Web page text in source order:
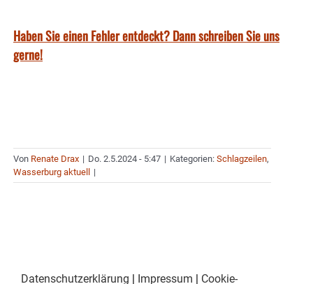
Haben Sie einen Fehler entdeckt? Dann schreiben Sie uns
gerne!
Von Renate Drax | Do. 2.5.2024 - 5:47 | Kategorien: Schlagzeilen,
Wasserburg aktuell
|
Datenschutzerklärung | Impressum | Cookie-